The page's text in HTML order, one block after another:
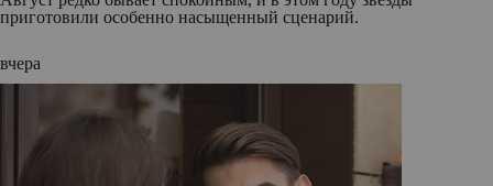
приготовили особенно насыщенный сценарий.
вчера